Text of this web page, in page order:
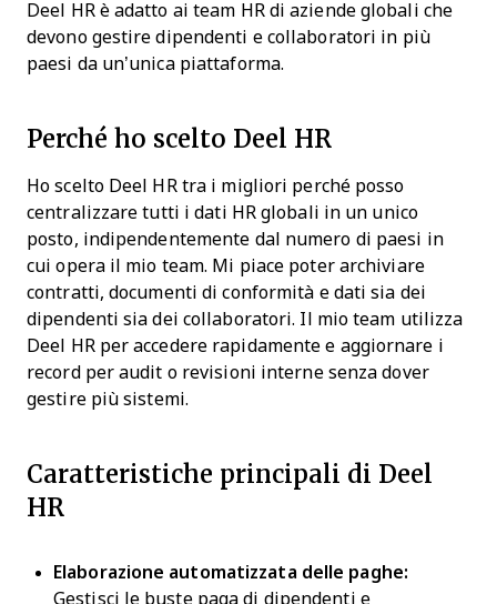
Deel HR è adatto ai team HR di aziende globali che
devono gestire dipendenti e collaboratori in più
paesi da un’unica piattaforma.
Perché ho scelto Deel HR
Ho scelto Deel HR tra i migliori perché posso
centralizzare tutti i dati HR globali in un unico
posto, indipendentemente dal numero di paesi in
cui opera il mio team. Mi piace poter archiviare
contratti, documenti di conformità e dati sia dei
dipendenti sia dei collaboratori. Il mio team utilizza
Deel HR per accedere rapidamente e aggiornare i
record per audit o revisioni interne senza dover
gestire più sistemi.
Caratteristiche principali di Deel
HR
Elaborazione automatizzata delle paghe:
Gestisci le buste paga di dipendenti e